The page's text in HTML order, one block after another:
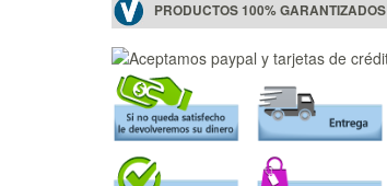
PRODUCTOS 100% GARANTIZADOS